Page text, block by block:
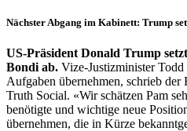
Nächster Abgang im Kabinett: Trump
US-Präsident Donald Trump
Bondi ab. Vize-Justizminister
Aufgaben übernehmen, schrieb
Truth Social. «Wir schätzen Pam
benötigte und wichtige neue
übernehmen, die in Kürze